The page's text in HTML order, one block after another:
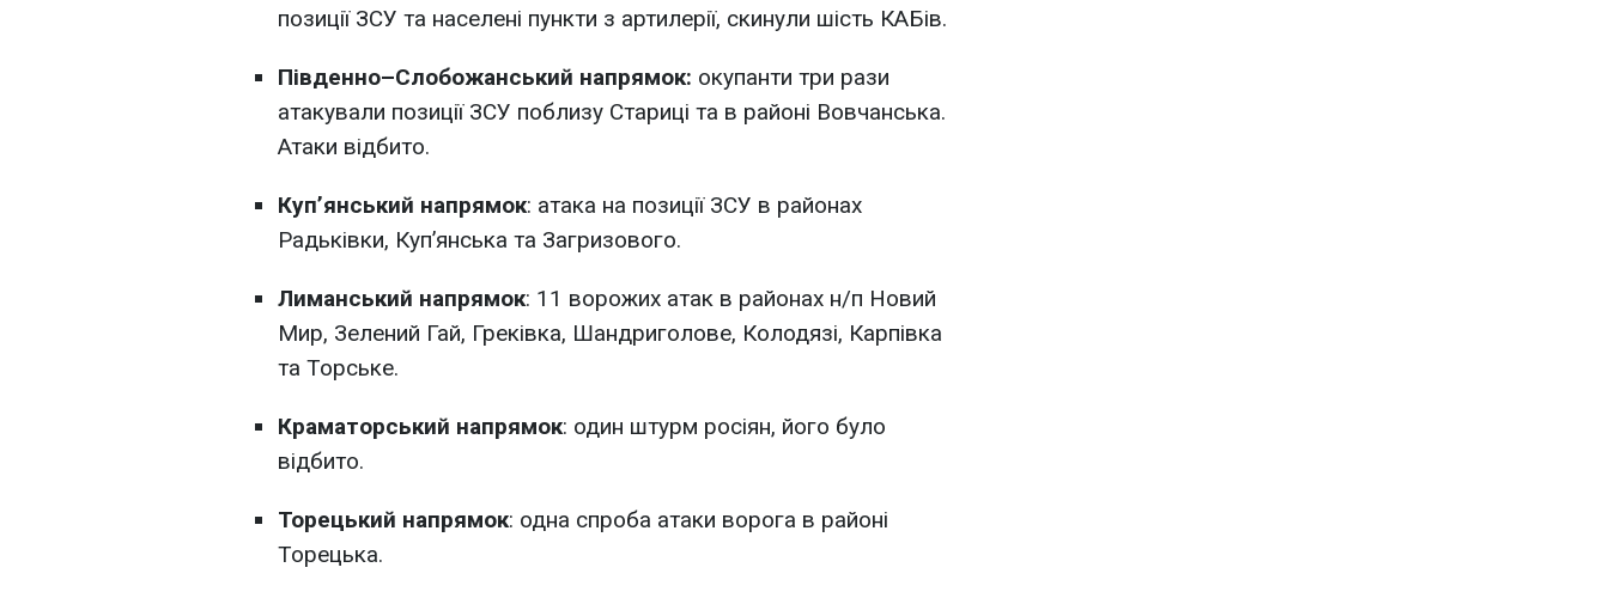
позиції ЗСУ та населені пункти з артилерії, скинули шість КАБів.
Південно–Слобожанський напрямок: окупанти три рази
атакували позиції ЗСУ поблизу Стариці та в районі Вовчанська.
Атаки відбито.
Куп’янський напрямок: атака на позиції ЗСУ в районах
Радьківки, Куп’янська та Загризового.
Лиманський напрямок: 11 ворожих атак в районах н/п Новий
Мир, Зелений Гай, Греківка, Шандриголове, Колодязі, Карпівка
та Торське.
Краматорський напрямок: один штурм росіян, його було
відбито.
Торецький напрямок: одна спроба атаки ворога в районі
Торецька.